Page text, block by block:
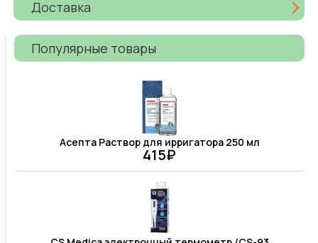
Доставка
Популярные товары
Асепта Раствор для ирригатора 250 мл
415₽